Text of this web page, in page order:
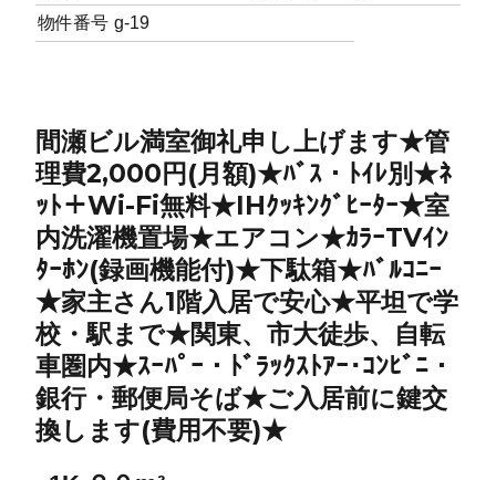
物件番号 g-19
間瀬ビル満室御礼申し上げます★管
理費2,000円(月額)★ﾊﾞｽ・ﾄｲﾚ別★ﾈ
ｯﾄ＋Wi-Fi無料★IHｸｯｷﾝｸﾞﾋｰﾀｰ★室
内洗濯機置場★エアコン★ｶﾗｰTVｲﾝ
ﾀｰﾎﾝ(録画機能付)★下駄箱★ﾊﾞﾙｺﾆｰ
★家主さん1階入居で安心★平坦で学
校・駅まで★関東、市大徒歩、自転
車圏内★ｽｰﾊﾟｰ・ﾄﾞﾗｯｸｽﾄｱｰ･ｺﾝﾋﾞﾆ・
銀行・郵便局そば★ご入居前に鍵交
換します(費用不要)★